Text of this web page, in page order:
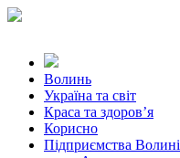
Волинь
Україна та світ
Краса та здоров’я
Корисно
Підприємства Волині